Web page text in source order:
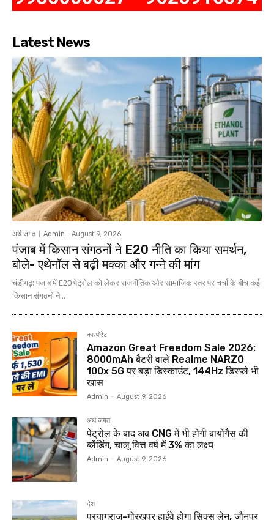
Latest News
अर्थ जगत Admin - August 9, 2026
पंजाब में किसान संगठनों ने E20 नीति का किया समर्थन,
बोले- एथेनॉल से बढ़ी मक्का और गन्ने की मांग
चंडीगढ़: पंजाब में E20 पेट्रोल को लेकर राजनीतिक और सामाजिक स्तर पर चर्चा के बीच कई
किसान संगठनों ने...
कारपोरेट
Amazon Great Freedom Sale 2026:
8000mAh बैटरी वाले Realme NARZO
100x 5G पर बड़ा डिस्काउंट, 144Hz डिस्प्ले भी
खास
Admin - August 9, 2026
अर्थ जगत
पेट्रोल के बाद अब CNG में भी होगी बायोगैस की
ब्लेंडिंग, चालू वित्त वर्ष में 3% का लक्ष्य
Admin - August 9, 2026
देश
प्रयागराज-गोरखपुर हाईवे होगा सिक्स लेन, जौनपुर